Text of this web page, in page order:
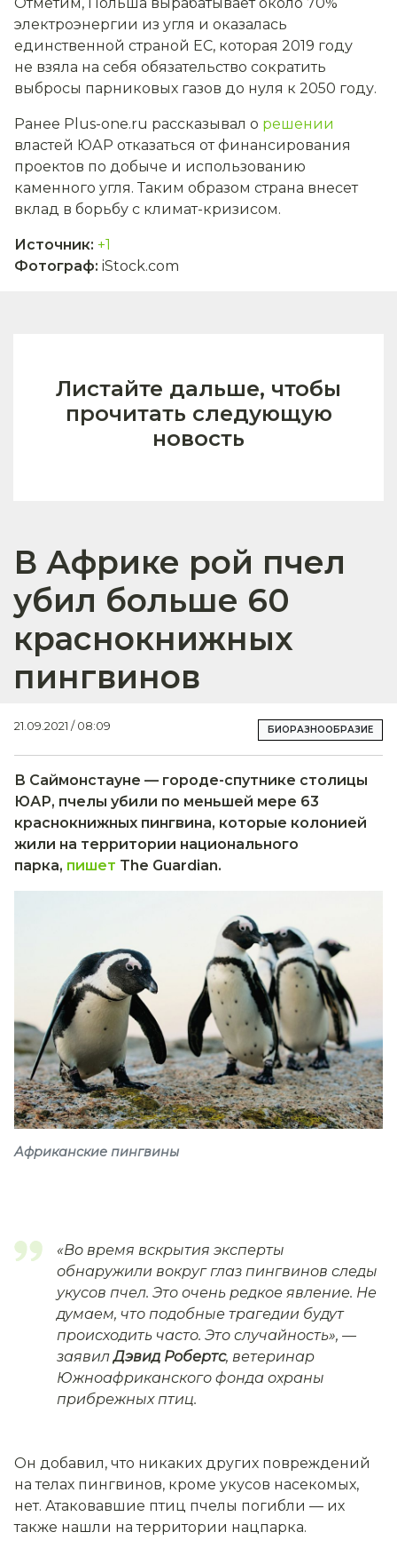
электроэнергии из угля и оказалась
единственной страной ЕС, которая 2019 году
не взяла на себя обязательство сократить
выбросы парниковых газов до нуля к 2050 году.
Ранее Plus-one.ru рассказывал о решении
властей ЮАР отказаться от финансирования
проектов по добыче и использованию
каменного угля. Таким образом страна внесет
вклад в борьбу с климат-кризисом.
Источник: +1
Фотограф: iStock.com
Листайте дальше, чтобы
прочитать следующую
новость
В Африке рой пчел
убил больше 60
краснокнижных
пингвинов
21.09.2021 / 08:09 БИОРАЗНООБРАЗИЕ
В Саймонстауне — городе-спутнике столицы
ЮАР, пчелы убили по меньшей мере 63
краснокнижных пингвина, которые колонией
жили на территории национального
парка, пишет The Guardian.
Африканские пингвины
«Во время вскрытия эксперты
обнаружили вокруг глаз пингвинов следы
укусов пчел. Это очень редкое явление. Не
думаем, что подобные трагедии будут
происходить часто. Это случайность», —
заявилДэвид Робертс, ветеринар
Южноафриканского фонда охраны
прибрежных птиц.
Он добавил, что никаких других повреждений
на телах пингвинов, кроме укусов насекомых,
нет. Атаковавшие птиц пчелы погибли — их
также нашли на территории нацпарка.